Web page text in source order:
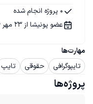
مهارت‌ها
تایپوگرافی
حقوقی تایپ
0 پروژه انجام شده
عضو پونیشا از 23 مهر 1404
پروژه‌ها